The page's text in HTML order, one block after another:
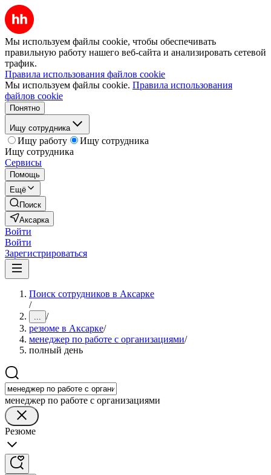
Мы используем файлы cookie, чтобы обеспечивать
правильную работу нашего веб-сайта и анализировать сетевой
трафик.
Правила использования файлов cookie
Мы используем файлы cookie. Правила использования
файлов cookie
Понятно
Ищу сотрудника
Ищу работу
Ищу сотрудника
Ищу сотрудника
Сервисы
Помощь
Ещё
Поиск
Аксарка
Войти
Войти
Зарегистрироваться
Поиск сотрудников в Аксарке
/
... /
резюме в Аксарке/
менеджер по работе с организациями/
полный день
менеджер по работе с организациями
Резюме